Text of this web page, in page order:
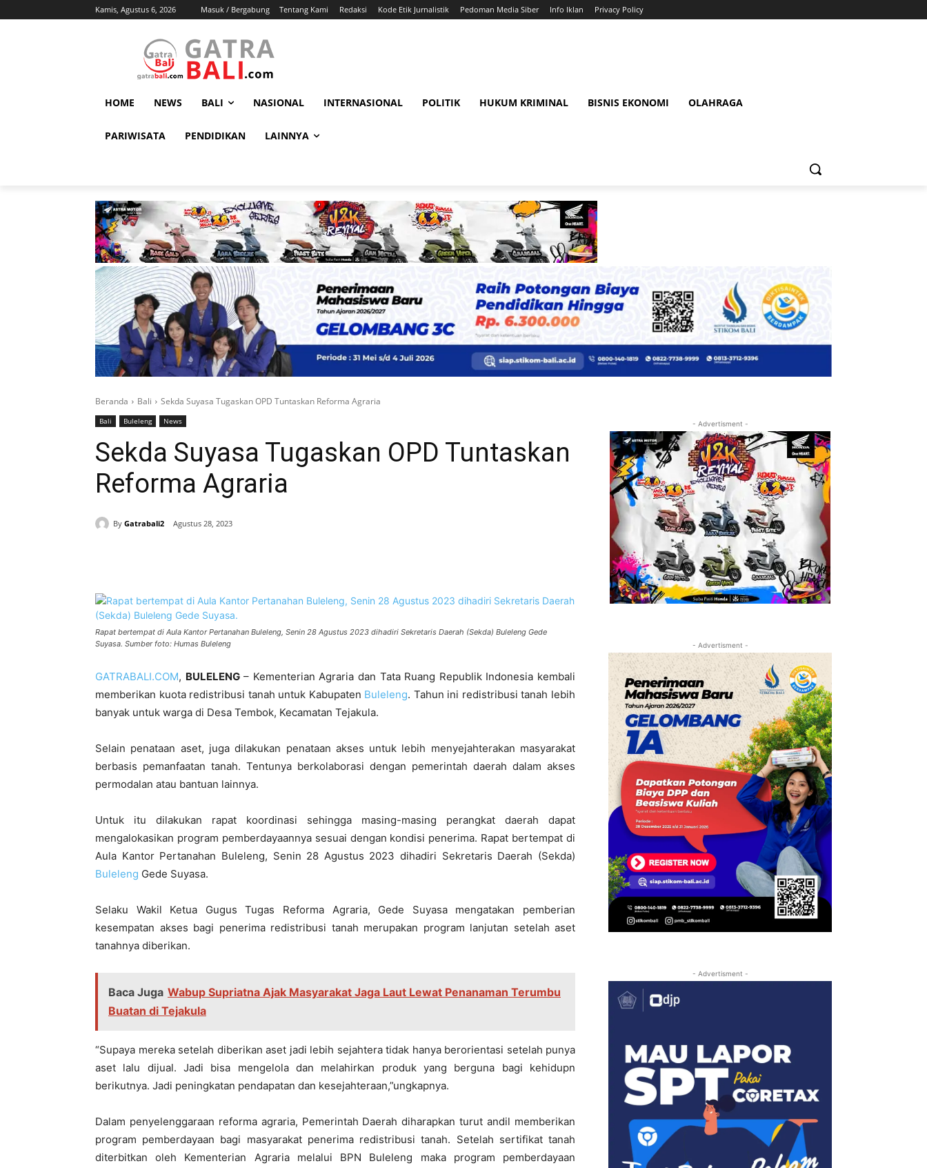
Kamis, Agustus 6, 2026 Masuk / Bergabung Tentang Kami Redaksi Kode Etik Jurnalistik Pedoman Media Siber Info Iklan Privacy Policy
HOME NEWS BALI NASIONAL INTERNASIONAL POLITIK HUKUM KRIMINAL BISNIS EKONOMI OLAHRAGA
PARIWISATA PENDIDIKAN LAINNYA
Beranda Bali Sekda Suyasa Tugaskan OPD Tuntaskan Reforma Agraria
Bali Buleleng News
Sekda Suyasa Tugaskan OPD Tuntaskan
Reforma Agraria
By Gatrabali2 Agustus 28, 2023
Rapat bertempat di Aula Kantor Pertanahan Buleleng, Senin 28 Agustus 2023 dihadiri Sekretaris Daerah (Sekda) Buleleng Gede
Suyasa. Sumber foto: Humas Buleleng
GATRABALI.COM, BULELENG– Kementerian Agraria dan Tata Ruang Republik Indonesia kembali
memberikan kuota redistribusi tanah untuk Kabupaten Buleleng. Tahun ini redistribusi tanah lebih
banyak untuk warga di Desa Tembok, Kecamatan Tejakula.
Selain penataan aset, juga dilakukan penataan akses untuk lebih menyejahterakan masyarakat
berbasis pemanfaatan tanah. Tentunya berkolaborasi dengan pemerintah daerah dalam akses
permodalan atau bantuan lainnya.
Untuk itu dilakukan rapat koordinasi sehingga masing-masing perangkat daerah dapat
mengalokasikan program pemberdayaannya sesuai dengan kondisi penerima. Rapat bertempat di
Aula Kantor Pertanahan Buleleng, Senin 28 Agustus 2023 dihadiri Sekretaris Daerah (Sekda)
Buleleng Gede Suyasa.
Selaku Wakil Ketua Gugus Tugas Reforma Agraria, Gede Suyasa mengatakan pemberian
kesempatan akses bagi penerima redistribusi tanah merupakan program lanjutan setelah aset
tanahnya diberikan.
Baca Juga Wabup Supriatna Ajak Masyarakat Jaga Laut Lewat Penanaman Terumbu
Buatan di Tejakula
“Supaya mereka setelah diberikan aset jadi lebih sejahtera tidak hanya berorientasi setelah punya
aset lalu dijual. Jadi bisa mengelola dan melahirkan produk yang berguna bagi kehidupn
berikutnya. Jadi peningkatan pendapatan dan kesejahteraan,”ungkapnya.
Dalam penyelenggaraan reforma agraria, Pemerintah Daerah diharapkan turut andil memberikan
program pemberdayaan bagi masyarakat penerima redistribusi tanah. Setelah sertifikat tanah
diterbitkan oleh Kementerian Agraria melalui BPN Buleleng maka program pemberdayaan
- Advertisment -
- Advertisment -
- Advertisment -